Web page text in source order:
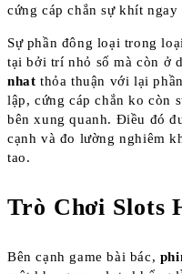
cứng cáp chắn sự khít
Sự phần đông loại trong
tại bởi trí nhỏ số mà còn ở
nhat thỏa thuận với lại
lập, cứng cáp chắn ko còn
bên xung quanh. Điều đó
cạnh và đo lường nghiêm
tao.
Trò Chơi Slots
Bên cạnh game bài bác,